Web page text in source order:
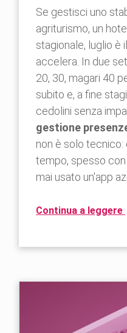
Se gestisci uno
agriturismo, un
stagionale, luglio è
accelera. In due
20, 30, magari 40
subito e, a fine
cedolini senza
gestione
non è solo tecnico:
tempo, spesso
mai usato un'app
Continua a leggere